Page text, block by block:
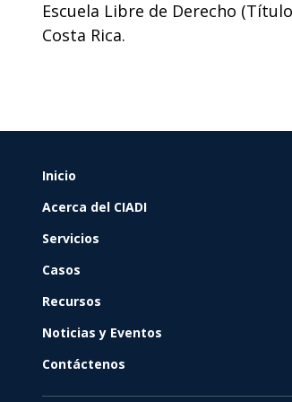
Escuela Libre de Derecho
Costa Rica.
FOOTER
Inicio
Acerca del CIADI
Servicios
Casos
Recursos
Noticias y Eventos
Contáctenos